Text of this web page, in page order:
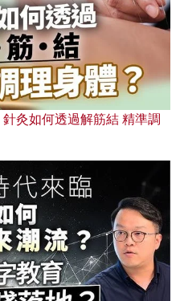
灸如何透過解筋結 精準調